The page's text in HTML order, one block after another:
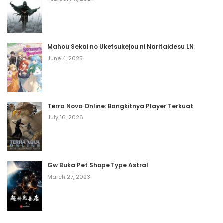
Volume 9 Chapter 13
June 17, 2025
Volume 9 Chapter 12
June 17, 2025
June 17, 2025
Volume 9 Chapter 10
Volume 9 Chapter 9
June 17, 2025
Mahou Sekai no Uketsukejou ni Naritaidesu LN
June 4, 2025
Terra Nova Online: Bangkitnya Player Terkuat
July 16, 2026
Gw Buka Pet Shope Type Astral
March 27, 2023